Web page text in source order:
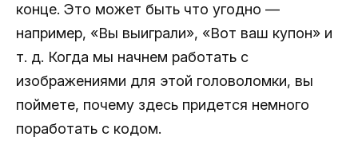
конце. Это может быть что угодно —
например, «Вы выиграли», «Вот ваш купон» и
т. д. Когда мы начнем работать с
изображениями для этой головоломки, вы
поймете, почему здесь придется немного
поработать с кодом.